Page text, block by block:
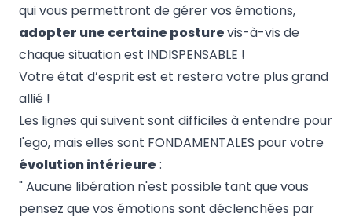
qui vous permettront de gérer vos émotions,
adopter une certaine posturevis-à-vis de
chaque situation est INDISPENSABLE !
Votre état d’esprit est et restera votre plus grand
allié !
Les lignes qui suivent sont difficiles à entendre pour
l'ego, mais elles sont FONDAMENTALES pour votre
évolution intérieure :
" Aucune libération n'est possible tant que vous
pensez que vos émotions sont déclenchées par